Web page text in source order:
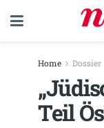
Home Dossier
Teil